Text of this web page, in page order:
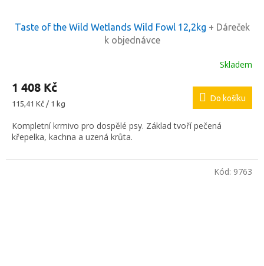
Taste of the Wild Wetlands Wild Fowl 12,2kg + Dáreček
k objednávce
Skladem
1 408 Kč
Měrná
115,41 Kč / 1 kg
Do košíku
Kompletní krmivo pro dospělé psy. Základ tvoří pečená
křepelka, kachna a uzená krůta.
Kód: 9763